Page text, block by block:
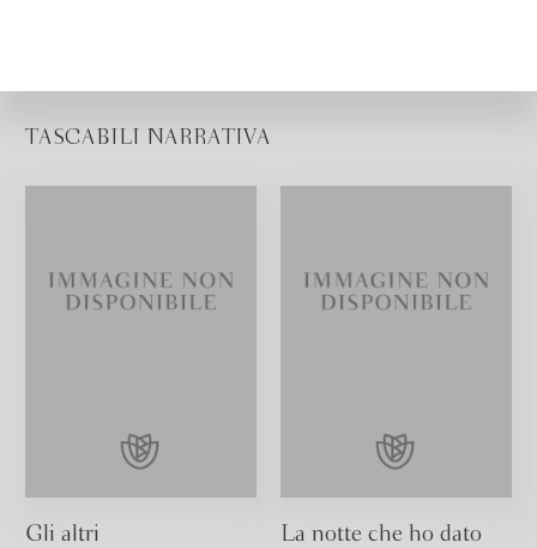
TASCABILI NARRATIVA
Gli altri
La notte che ho dato